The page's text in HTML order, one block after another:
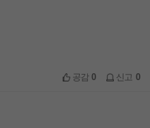
공감0 신고 0